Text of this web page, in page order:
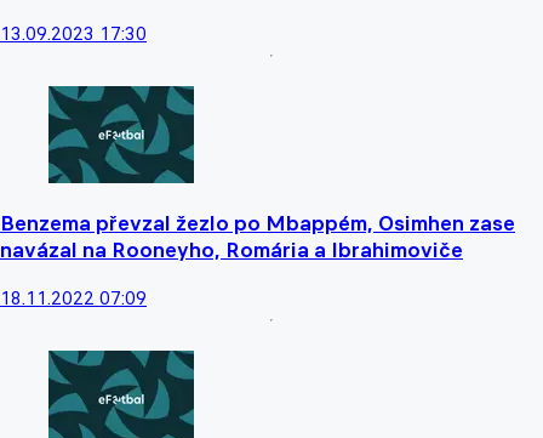
13.09.2023 17:30
Benzema převzal žezlo po Mbappém, Osimhen zase
navázal na Rooneyho, Romária a Ibrahimoviče
18.11.2022 07:09